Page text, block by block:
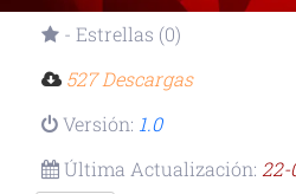
- Estrellas (0)
527 Descargas
Versión: 1.0
Última Actualización: 22-